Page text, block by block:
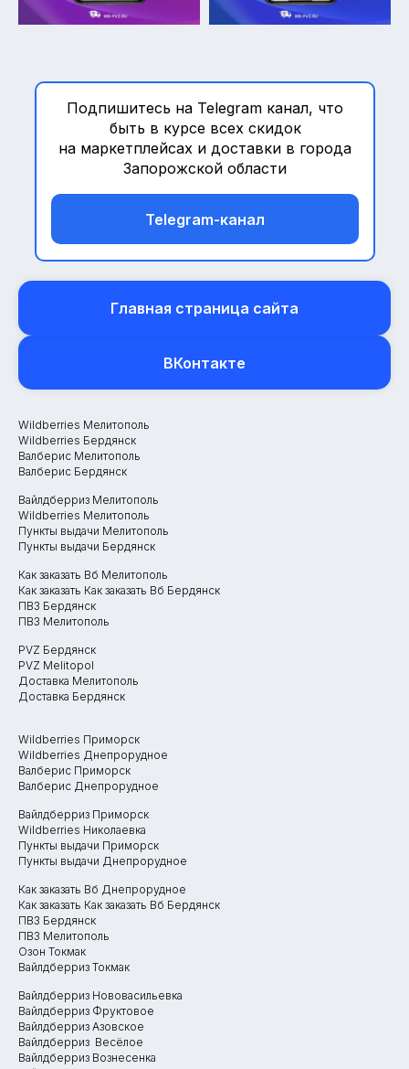
Подпишитесь на Telegram канал, что
быть в курсе всех скидок
на маркетплейсах и доставки в города
Запорожской области
Telegram-канал
Главная страница сайта
ВКонтакте
Wildberries Мелитополь
Wildberries Бердянск
Валберис Мелитополь
Валберис Бердянск
Вайлдберриз Мелитополь
Wildberries Мелитополь
Пункты выдачи Мелитополь
Пункты выдачи Бердянск
Как заказать Вб Мелитополь
Как заказать Как заказать Вб Бердянск
ПВЗ Бердянск
ПВЗ Мелитополь
PVZ Бердянск
PVZ Melitopol
Доставка Мелитополь
Доставка Бердянск
Wildberries Приморск
Wildberries Днепрорудное
Валберис Приморск
Валберис Днепрорудное
Вайлдберриз Приморск
Wildberries Николаевка
Пункты выдачи Приморск
Пункты выдачи Днепрорудное
Как заказать Вб Днепрорудное
Как заказать Как заказать Вб Бердянск
ПВЗ Бердянск
ПВЗ Мелитополь
Озон Токмак
Вайлдберриз Токмак
Вайлдберриз Нововасильевка
Вайлдберриз Фруктовое
Вайлдберриз Азовское
Вайлдберриз Весёлое
Вайлдберриз Вознесенка
ДОСТАВКА С МАРКЕТПЛЕЙСОВ В МЕЛИТОПОЛЬ,
БЕРДЯНСК, ПРИМОРСК, ДНЕПРОРУДНОЕ, НИКОЛАЕВКА,
АЗОВСКОЕ, ВЕСЁЛОЕ, НОВОВАСИЛЬЕВКА, ФРУКТОВОЕ
Разработка сайта
WB-PVZ.RU